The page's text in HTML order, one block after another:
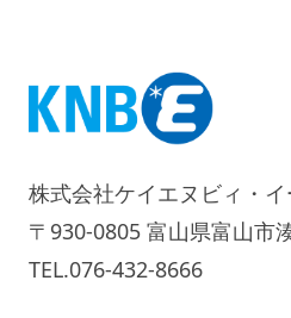
株式会社ケイエヌビィ・イ
〒930-0805 富山県富山市
TEL.076-432-8666